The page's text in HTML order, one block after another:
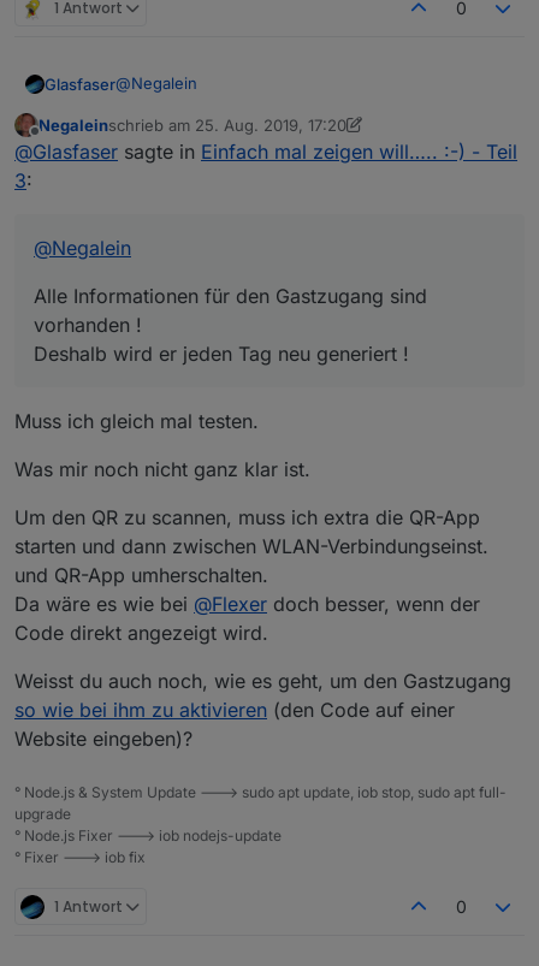
1 Antwort 0
Glasfaser@Negalein
Alle Informationen für den Gastzugang sind
vorhanden !
Offline
Negaleinschrieb am 25. Aug. 2019, 17:20
zuletzt editiert von Negalein
@Glasfaser sagte in Einfach mal zeigen will….. :-) - Teil
3:
@Negalein
Alle Informationen für den Gastzugang sind
vorhanden !
Deshalb wird er jeden Tag neu generiert !
Muss ich gleich mal testen.
Was mir noch nicht ganz klar ist.
Um den QR zu scannen, muss ich extra die QR-App
starten und dann zwischen WLAN-Verbindungseinst.
und QR-App umherschalten.
Da wäre es wie bei @Flexer doch besser, wenn der
Code direkt angezeigt wird.
Weisst du auch noch, wie es geht, um den Gastzugang
so wie bei ihm zu aktivieren (den Code auf einer
Website eingeben)?
° Node.js & System Update ---> sudo apt update, iob stop, sudo apt full-
upgrade
° Node.js Fixer ---> iob nodejs-update
° Fixer ---> iob fix
1 Antwort 0